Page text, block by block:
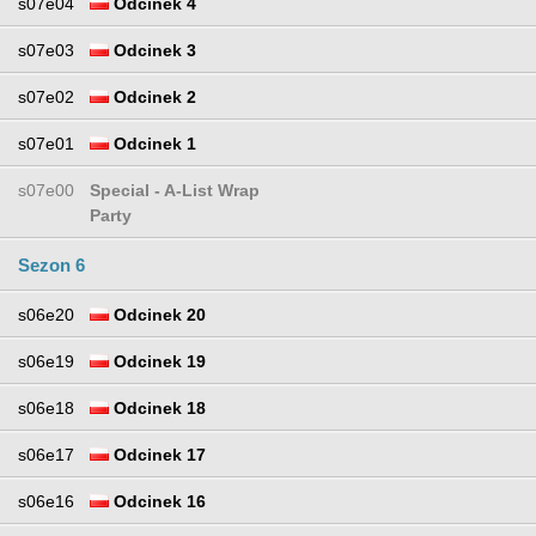
s07e03 Odcinek 3
s07e02 Odcinek 2
s07e01 Odcinek 1
s07e00
Special - A-List Wrap
Party
Sezon 6
s06e20 Odcinek 20
s06e19 Odcinek 19
s06e18 Odcinek 18
s06e17 Odcinek 17
s06e16 Odcinek 16